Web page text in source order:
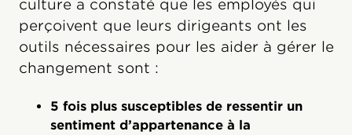
culture a constaté que les employés qui
perçoivent que leurs dirigeants ont les
outils nécessaires pour les aider à gérer le
changement sont :
5 fois plus susceptibles de ressentir un
sentiment d’appartenance à la